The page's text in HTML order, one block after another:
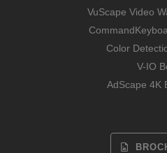
VuScape Video
Color
V-IO
AdScape 4K